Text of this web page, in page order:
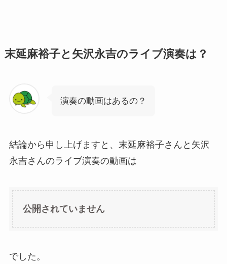
末延麻裕子と矢沢永吉のライブ演奏は？
演奏の動画はあるの？
結論から申し上げますと、末延麻裕子さんと矢沢
永吉さんのライブ演奏の動画は
公開されていません
でした。